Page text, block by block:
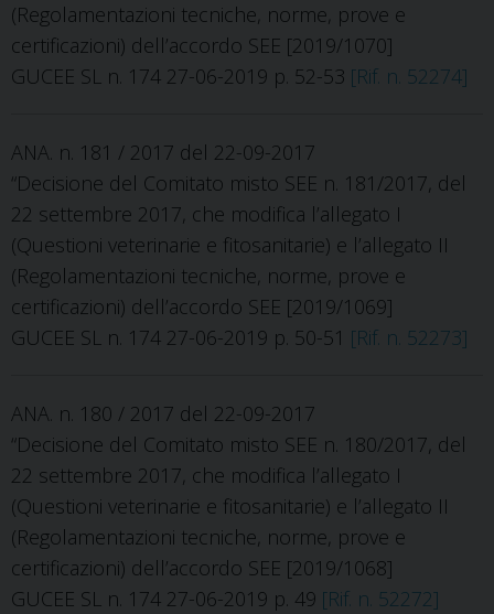
(Regolamentazioni tecniche, norme, prove e
certificazioni) dell’accordo SEE [2019/1070]
GUCEE SL n. 174 27-06-2019 p. 52-53 [Rif. n. 52274]
ANA. n. 181 / 2017 del 22-09-2017
“Decisione del Comitato misto SEE n. 181/2017, del
22 settembre 2017, che modifica l’allegato I
(Questioni veterinarie e fitosanitarie) e l’allegato II
(Regolamentazioni tecniche, norme, prove e
certificazioni) dell’accordo SEE [2019/1069]
GUCEE SL n. 174 27-06-2019 p. 50-51 [Rif. n. 52273]
ANA. n. 180 / 2017 del 22-09-2017
“Decisione del Comitato misto SEE n. 180/2017, del
22 settembre 2017, che modifica l’allegato I
(Questioni veterinarie e fitosanitarie) e l’allegato II
(Regolamentazioni tecniche, norme, prove e
certificazioni) dell’accordo SEE [2019/1068]
GUCEE SL n. 174 27-06-2019 p. 49 [Rif. n. 52272]